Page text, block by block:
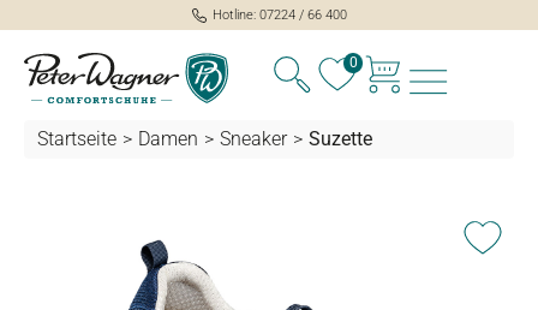
springen
Hotline: 07224 / 66 400
0
Startseite > Damen > Sneaker > Suzette